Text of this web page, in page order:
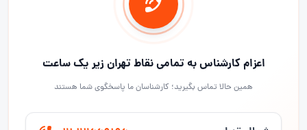
اعزام کارشناس به تمامی نقاط تهران زیر یک ساعت
همین حالا تماس بگیرید؛ کارشناسان ما پاسخگوی شما هستند